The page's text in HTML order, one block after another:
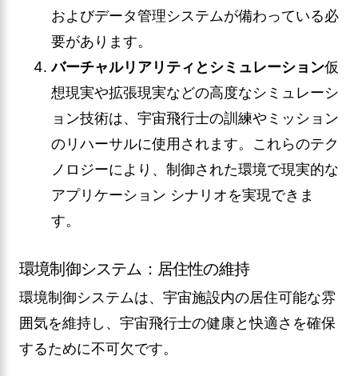
およびデータ管理システムが備わっている必
要があります。
バーチャルリアリティとシミュレーション仮
想現実や拡張現実などの高度なシミュレーシ
ョン技術は、宇宙飛行士の訓練やミッション
のリハーサルに使用されます。これらのテク
ノロジーにより、制御された環境で現実的な
アプリケーション シナリオを実現できま
す。
環境制御システム：居住性の維持
環境制御システムは、宇宙施設内の居住可能な雰
囲気を維持し、宇宙飛行士の健康と快適さを確保
するために不可欠です。